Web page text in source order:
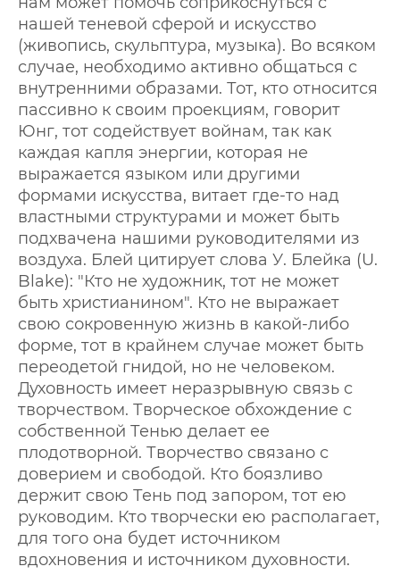
нашей теневой сферой и искусство
(живопись, скульптура, музыка). Во всяком
случае, необходимо активно общаться с
внутренними образами. Тот, кто относится
пассивно к своим проекциям, говорит
Юнг, тот содействует войнам, так как
каждая капля энергии, которая не
выражается языком или другими
формами искусства, витает где-то над
властными структурами и может быть
подхвачена нашими руководителями из
воздуха. Блей цитирует слова У. Блейка (U.
Blake): "Кто не художник, тот не может
быть христианином". Кто не выражает
свою сокровенную жизнь в какой-либо
форме, тот в крайнем случае может быть
переодетой гнидой, но не человеком.
Духовность имеет неразрывную связь с
творчеством. Творческое обхождение с
собственной Тенью делает ее
плодотворной. Творчество связано с
доверием и свободой. Кто боязливо
держит свою Тень под запором, тот ею
руководим. Кто творчески ею располагает,
для того она будет источником
вдохновения и источником духовности.